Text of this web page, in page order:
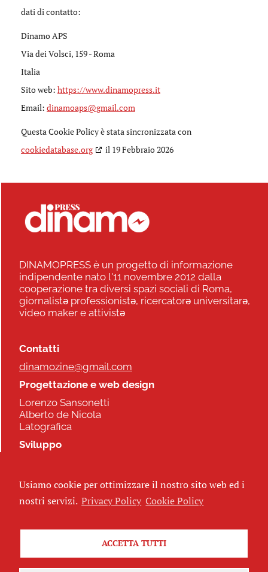
dati di contatto:
Dinamo APS
Via dei Volsci, 159 - Roma
Italia
Sito web: https://www.dinamopress.it
Email: dinamoaps@gmail.com
Questa Cookie Policy è stata sincronizzata con
cookiedatabase.org
il 19 Febbraio 2026
DINAMOPRESS è un progetto di informazione
indipendente nato l'11 novembre 2012 dalla
cooperazione tra diversi spazi sociali di Roma,
giornalistə professionistə, ricercatorə universitarə,
video maker e attivistə
Contatti
dinamozine@gmail.com
Progettazione e web design
Lorenzo Sansonetti
Alberto de Nicola
Latografica
Sviluppo
Seguici
Iscriviti alla newsletter
Usiamo cookie per ottimizzare il nostro sito web ed i
nostri servizi. Privacy Policy Cookie Policy
ACCETTA TUTTI